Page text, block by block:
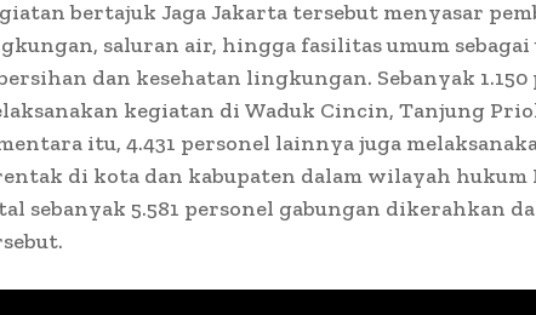
bertajuk Jaga Jakarta tersebut menyasar
saluran air, hingga fasilitas umum sebagai
dan kesehatan lingkungan. Sebanyak 1.150
kegiatan di Waduk Cincin, Tanjung
itu, 4.431 personel lainnya juga
di kota dan kabupaten dalam wilayah hukum
sebanyak 5.581 personel gabungan dikerahkan